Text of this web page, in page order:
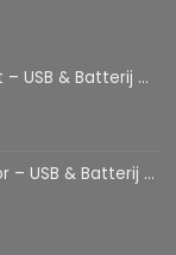
voor Kinderkamer – 28,5 x 24,5 cm
& Slaapkamer – 25,2 x 23 cm